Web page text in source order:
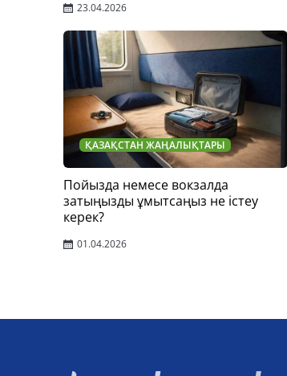
23.04.2026
ҚАЗАҚСТАН ЖАҢАЛЫҚТАРЫ
Пойызда немесе вокзалда
затыңызды ұмытсаңыз не істеу
керек?
01.04.2026